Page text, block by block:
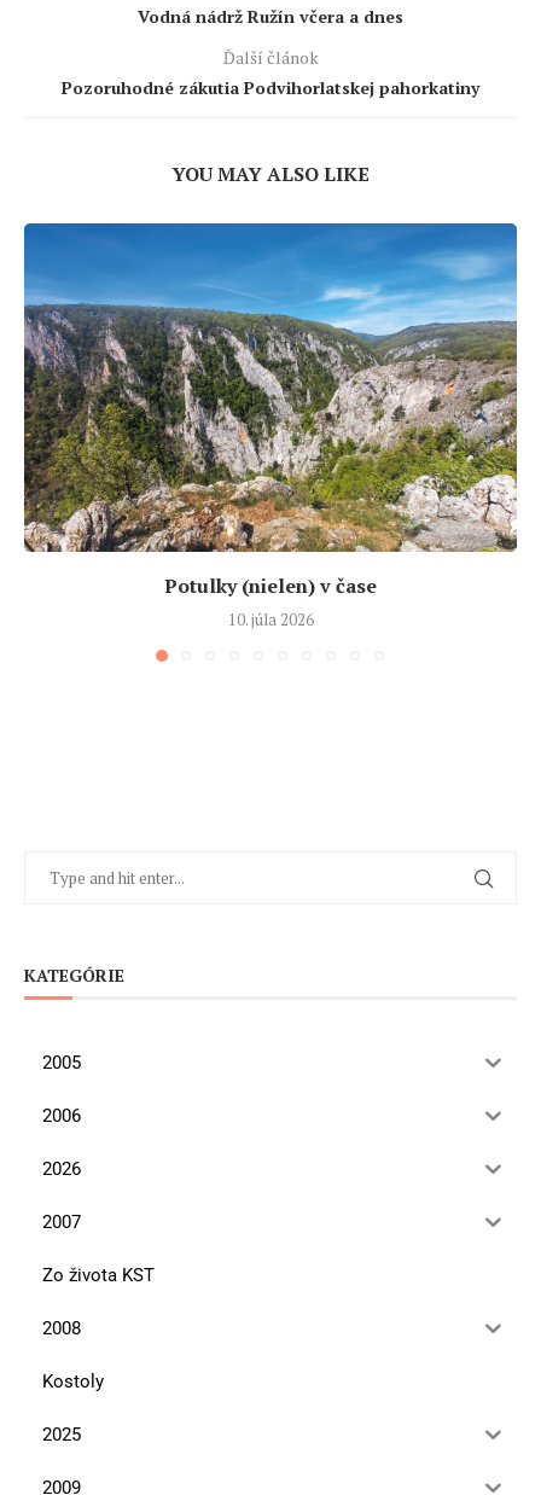
Vodná nádrž Ružín včera a dnes
Ďalší článok
Pozoruhodné zákutia Podvihorlatskej pahorkatiny
YOU MAY ALSO LIKE
Potulky (nielen) v čase
10. júla 2026
KATEGÓRIE
2005
2006
2026
2007
Zo života KST
2008
Kostoly
2025
2009